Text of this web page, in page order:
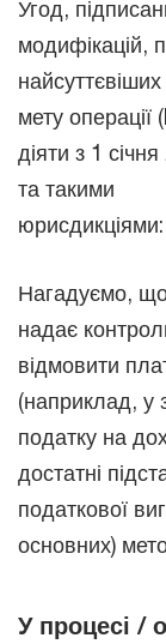
Угод,
модифікацій,
мету
діяти з 1
та такими
юрисдикціями:
Нагадуємо, що
надає
відмовити
(наприклад, у
податку на
достатні
податкової
основних)
У процесі /